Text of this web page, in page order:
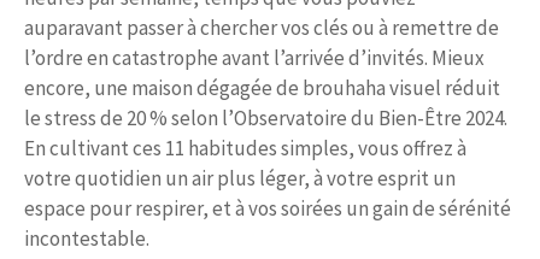
auparavant passer à chercher vos clés ou à remettre de
l’ordre en catastrophe avant l’arrivée d’invités. Mieux
encore, une maison dégagée de brouhaha visuel réduit
le stress de 20 % selon l’Observatoire du Bien-Être 2024.
En cultivant ces 11 habitudes simples, vous offrez à
votre quotidien un air plus léger, à votre esprit un
espace pour respirer, et à vos soirées un gain de sérénité
incontestable.